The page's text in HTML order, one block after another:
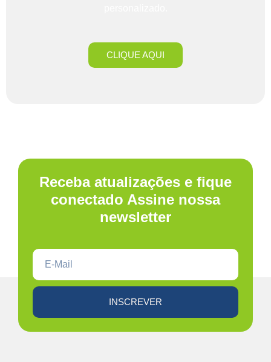
CLIQUE AQUI
Receba atualizações e fique
conectado Assine nossa
newsletter
INSCREVER